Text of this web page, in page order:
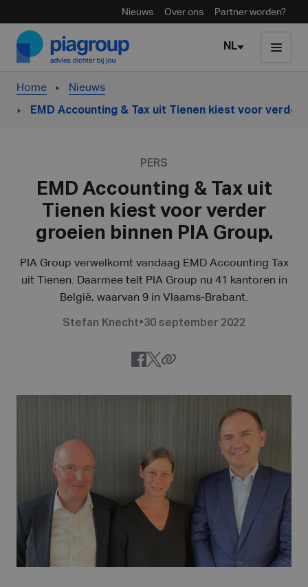
Nieuws Over ons Partner worden?
Skip to content
NL
Home Nieuws
EMD Accounting & Tax uit Tienen kiest voor verder
PERS
EMD Accounting & Tax uit
Tienen kiest voor verder
groeien binnen PIA Group.
PIA Group verwelkomt vandaag EMD Accounting Tax
uit Tienen. Daarmee telt PIA Group nu 41 kantoren in
België, waarvan 9 in Vlaams-Brabant.
Stefan Knecht•30 september 2022